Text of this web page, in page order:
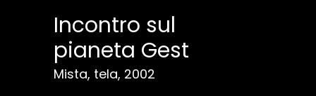
Incontro sul
pianeta Gest
Mista, tela, 2002